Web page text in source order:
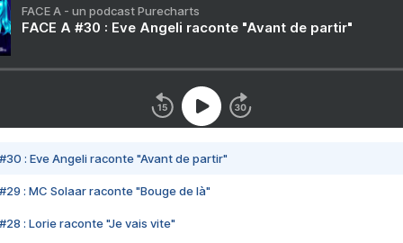
FACE A - un podcast Purecharts
FACE A #30 : Eve Angeli raconte "Avant de partir"
#30 : Eve Angeli raconte "Avant de partir"
#29 : MC Solaar raconte "Bouge de là"
#28 : Lorie raconte "Je vais vite"